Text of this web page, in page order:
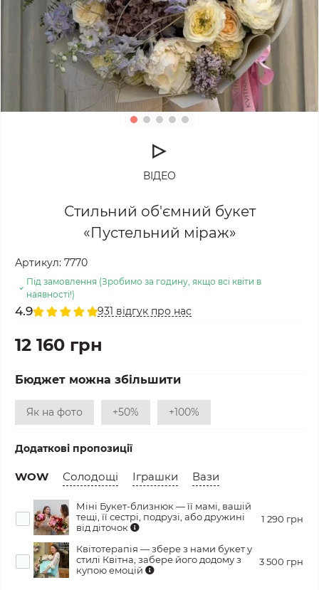
ВІДЕО
Стильний об'ємний букет
«Пустельний міраж»
Артикул: 7770
Під замовлення (Зробимо за годину, якщо всі квіти в
наявності!)
4.9 931 відгук про нас
12 160 грн
Бюджет можна збільшити
Як на фото +50% +100%
Додаткові пропозиції
WOW Солодощі Іграшки Вази
Міні Букет-близнюк — її мамі, вашій
тещі, її сестрі, подрузі, або дружині
від діточок
1 290 грн
Квітотерапія — збере з нами букет у
стилі Квітна, забере його додому з
купою емоцій
3 500 грн